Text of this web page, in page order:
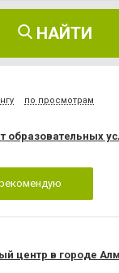
НАЙТИ
по просмотрам
образовательных
центр в городе